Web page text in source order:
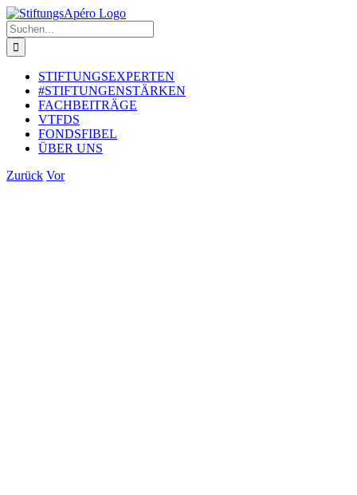
Zum
Inhalt
springen
Suche
nach:
STIFTUNGSEXPERTEN
#STIFTUNGENSTÄRKEN
FACHBEITRÄGE
VTFDS
FONDSFIBEL
ÜBER UNS
Zurück Vor